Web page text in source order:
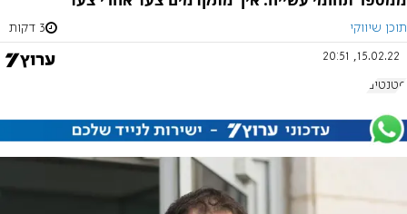
תוכן שיווקי 3 דקות
15.02.22, 20:51
פטנטים